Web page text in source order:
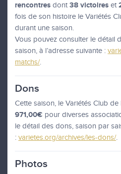
rencontres dont 38 victoires et
fois de son histoire le Variétés
durant une saison.
Vous pouvez consulter le détail
saison, à l’adresse suivante :
matchs/.
Dons
Cette saison, le Variétés Club
971,00€ pour diverses
le détail des dons, saison par
: varietes.org/archives/les-dons/.
Photos